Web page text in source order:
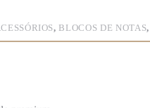
, BLOCOS DE NOTAS,